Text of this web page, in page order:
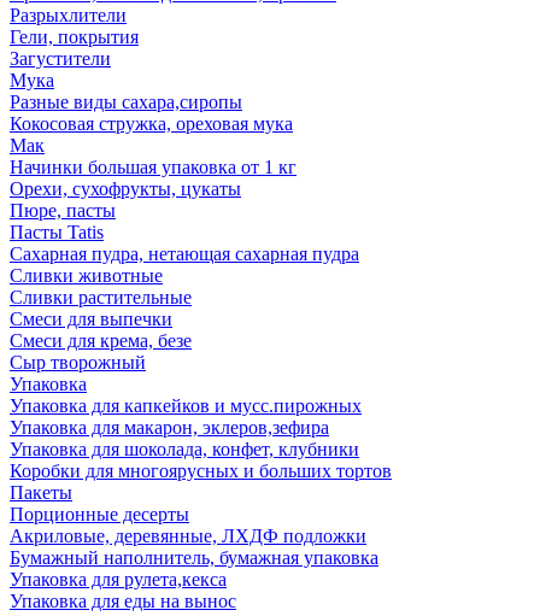
Разрыхлители
Гели, покрытия
Загустители
Мука
Разные виды сахара,сиропы
Кокосовая стружка, ореховая мука
Мак
Начинки большая упаковка от 1 кг
Орехи, сухофрукты, цукаты
Пюре, пасты
Пасты Tatis
Сахарная пудра, нетающая сахарная пудра
Сливки животные
Сливки растительные
Смеси для выпечки
Смеси для крема, безе
Сыр творожный
Упаковка
Упаковка для капкейков и мусс.пирожных
Упаковка для макарон, эклеров,зефира
Упаковка для шоколада, конфет, клубники
Коробки для многоярусных и больших тортов
Пакеты
Порционные десерты
Акриловые, деревянные, ЛХДФ подложки
Бумажный наполнитель, бумажная упаковка
Упаковка для рулета,кекса
Упаковка для еды на вынос